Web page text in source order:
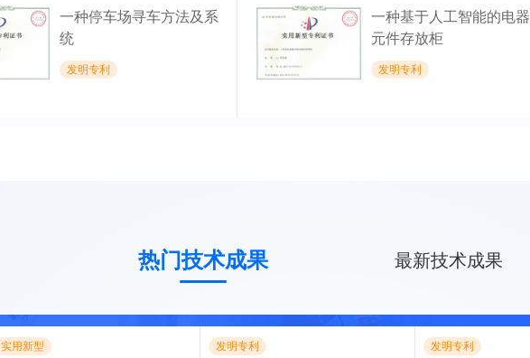
一种停车场寻车方法及系
统
发明专利
一种基于人工智能的电器
元件存放柜
发明专利
热门技术成果 最新技术成果
实用新型 发明专利 发明专利